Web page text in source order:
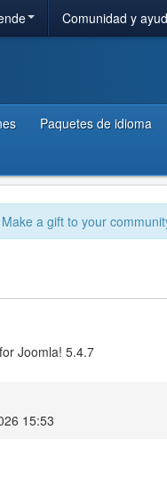
Comunidad y
Paquetes de idioma
a gift to your
Joomla! 5.4.7
15:53